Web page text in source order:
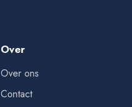
Over
Over ons
Contact